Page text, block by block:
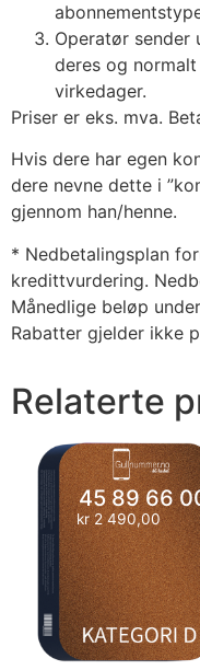
Operatør
deres og
virkedager.
Priser er eks. mva.
Hvis dere har egen
dere nevne dette i
gjennom han/henne.
* Nedbetalingsplan
kredittvurdering.
Månedlige beløp
Rabatter gjelder ikke
Relaterte
45 89 66
kr2 490,00